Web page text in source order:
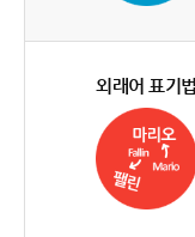
외래어 표기법